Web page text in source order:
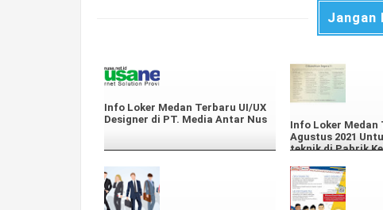
Jangan
Info Loker Medan Terbaru UI/UX
Designer di PT. Media Antar Nus
Info Loker Medan
Agustus 2021
teknik di Pabrik